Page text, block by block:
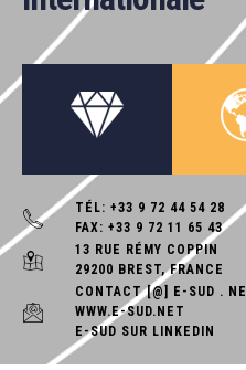
TÉL: +33 9 72 44 54 28
FAX: +33 9 72 11 65 43
13 RUE RÉMY COPPIN
29200 BREST, FRANCE
CONTACT [@] E-SUD .
WWW.E-SUD.NET
E-SUD SUR LINKEDIN